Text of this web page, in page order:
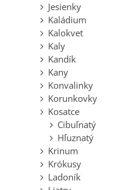
Jesienky
Kaládium
Kalokvet
Kaly
Kandík
Kany
Konvalinky
Korunkovky
Kosatce
Cibuľnatý
Hľuznatý
Krinum
Krókusy
Ladoník